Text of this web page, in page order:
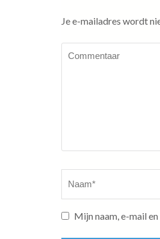
Je e-mailadres wordt
Mijn naam, e-mail